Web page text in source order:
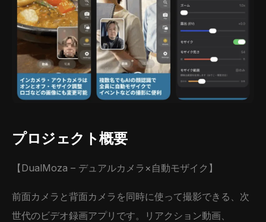
プロジェクト概要
【DualMoza – デュアルカメラ×自動モザイク】
前面カメラと背面カメラを同時に使って撮影できる、次
世代のビデオ録画アプリです。リアクション動画、